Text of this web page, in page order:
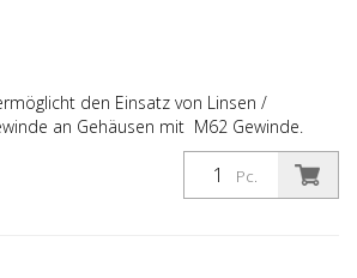
Pc.
den Einsatz von Linsen /
an Gehäusen mit M62 Gewinde.